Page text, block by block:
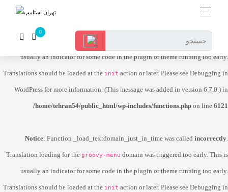
Translation loading for the dokan-lite domain was triggered too early. This is
usually an indicator for some code in the plugin or theme running too early.
Translations should be loaded at the init action or later. Please see Debugging in
WordPress for more information. (This message was added in version 6.7.0.) in
/home/tehran54/public_html/wp-includes/functions.php on line 6121
Notice: Function _load_textdomain_just_in_time was called incorrectly.
Translation loading for the groovy-menu domain was triggered too early. This is
usually an indicator for some code in the plugin or theme running too early.
Translations should be loaded at the init action or later. Please see Debugging in